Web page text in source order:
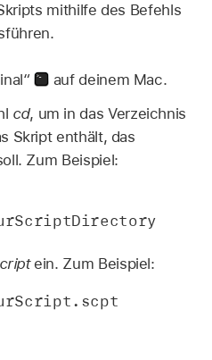
mithilfe des Befehls
auf deinem Mac.
cd, um in das Verzeichnis
Skript enthält, das
Zum Beispiel:
ein. Zum Beispiel: